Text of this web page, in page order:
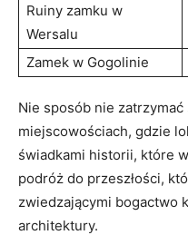
Ruiny ​zamku w
Wersalu
Zamek w Gogolinie
Nie sposób ⁢nie
miejscowościach, gdzie
świadkami⁣ historii, które
podróż do przeszłości,
zwiedzającymi‌ bogactwo
architektury.